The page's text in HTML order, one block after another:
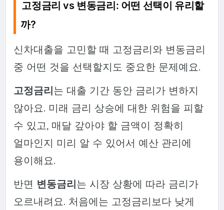
고정금리 vs 변동금리: 어떤 선택이 유리할
까?
신차대출을 고민할 때 고정금리와 변동금리
중 어떤 것을 선택할지도 중요한 문제예요.
고정금리는 대출 기간 동안 금리가 변하지
않아요. 미래 금리 상승에 대한 위험을 피할
수 있고, 매달 갚아야 할 금액이 정확히
얼마인지 미리 알 수 있어서 예산 관리에
용이해요.
반면 변동금리는 시장 상황에 따라 금리가
오르내려요. 처음에는 고정금리보다 낮게